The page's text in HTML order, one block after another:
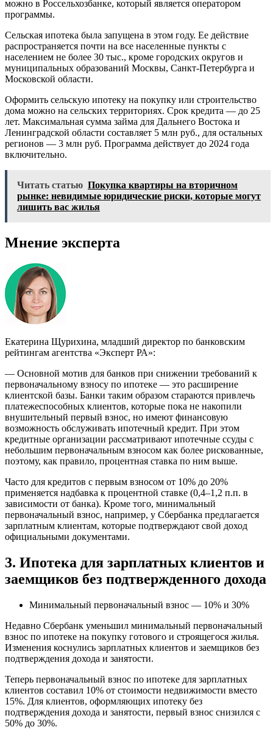
можно в Россельхозбанке, который является оператором
программы.
Сельская ипотека была запущена в этом году. Ее действие
распространяется почти на все населенные пункты с
населением не более 30 тыс., кроме городских округов и
муниципальных образований Москвы, Санкт-Петербурга и
Московской области.
Оформить сельскую ипотеку на покупку или строительство
дома можно на сельских территориях. Срок кредита — до 25
лет. Максимальная сумма займа для Дальнего Востока и
Ленинградской области составляет 5 млн руб., для остальных
регионов — 3 млн руб. Программа действует до 2024 года
включительно.
Читать статью Покупка квартиры на вторичном
рынке: невидимые юридические риски, которые могут
лишить вас жилья
Мнение эксперта
Екатерина Щурихина, младший директор по банковским
рейтингам агентства «Эксперт РА»:
— Основной мотив для банков при снижении требований к
первоначальному взносу по ипотеке — это расширение
клиентской базы. Банки таким образом стараются привлечь
платежеспособных клиентов, которые пока не накопили
внушительный первый взнос, но имеют финансовую
возможность обслуживать ипотечный кредит. При этом
кредитные организации рассматривают ипотечные ссуды с
небольшим первоначальным взносом как более рискованные,
поэтому, как правило, процентная ставка по ним выше.
Часто для кредитов с первым взносом от 10% до 20%
применяется надбавка к процентной ставке (0,4–1,2 п.п. в
зависимости от банка). Кроме того, минимальный
первоначальный взнос, например, у Сбербанка предлагается
зарплатным клиентам, которые подтверждают свой доход
официальными документами.
3. Ипотека для зарплатных клиентов и
заемщиков без подтвержденного дохода
Минимальный первоначальный взнос — 10% и 30%
Недавно Сбербанк уменьшил минимальный первоначальный
взнос по ипотеке на покупку готового и строящегося жилья.
Изменения коснулись зарплатных клиентов и заемщиков без
подтверждения дохода и занятости.
Теперь первоначальный взнос по ипотеке для зарплатных
клиентов составил 10% от стоимости недвижимости вместо
15%. Для клиентов, оформляющих ипотеку без
подтверждения дохода и занятости, первый взнос снизился с
50% до 30%.